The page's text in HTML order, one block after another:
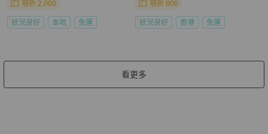
現折 2,000
狀況良好 本地 免運
現折 800
狀況良好 香港 免運
看更多